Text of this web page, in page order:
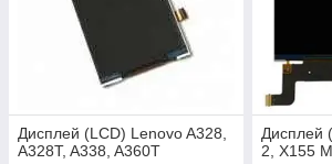
Дисплей (LCD) Lenovo A328,
A328T, A338, A360T
Дисплей
2, X155